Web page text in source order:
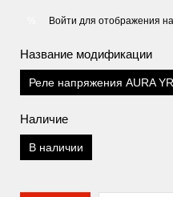
Войти для отображения
Название модификации
Реле напряжения AURA
Наличие
В наличии